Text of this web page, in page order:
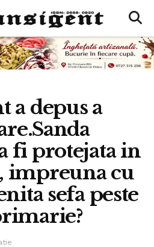
a depus a
fi protejata in
impreuna cu
sefa peste